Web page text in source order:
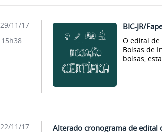
BIC-JR/
O edital de
Bolsas de
bolsas,
29/11/17
15h38
Alterado cronograma de edital
22/11/17